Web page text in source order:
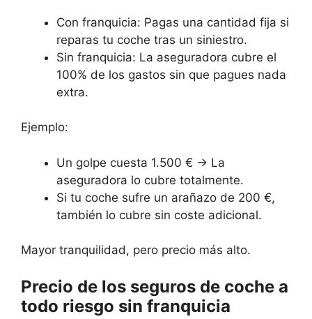
Con franquicia: Pagas una cantidad fija si
reparas tu coche tras un siniestro.
Sin franquicia: La aseguradora cubre el
100% de los gastos sin que pagues nada
extra.
Ejemplo:
Un golpe cuesta 1.500 € → La
aseguradora lo cubre totalmente.
Si tu coche sufre un arañazo de 200 €,
también lo cubre sin coste adicional.
Mayor tranquilidad, pero precio más alto.
Precio de los seguros de coche a
todo riesgo sin franquicia